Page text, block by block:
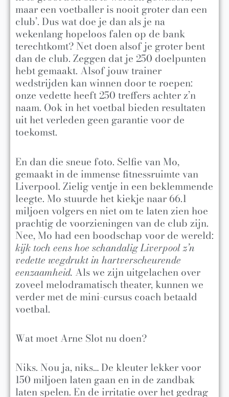
maar een voetballer is nooit groter dan een
club’. Dus wat doe je dan als je na
wekenlang hopeloos falen op de bank
terechtkomt? Net doen alsof je groter bent
dan de club. Zeggen dat je 250 doelpunten
hebt gemaakt. Alsof jouw trainer
wedstrijden kan winnen door te roepen:
onze vedette heeft 250 treffers achter z’n
naam. Ook in het voetbal bieden resultaten
uit het verleden geen garantie voor de
toekomst.
En dan die sneue foto. Selfie van Mo,
gemaakt in de immense fitnessruimte van
Liverpool. Zielig ventje in een beklemmende
leegte. Mo stuurde het kiekje naar 66.1
miljoen volgers en niet om te laten zien hoe
prachtig de voorzieningen van de club zijn.
Nee, Mo had een boodschap voor de wereld:
kijk toch eens hoe schandalig Liverpool z’n
vedette wegdrukt in hartverscheurende
eenzaamheid. Als we zijn uitgelachen over
zoveel melodramatisch theater, kunnen we
verder met de mini-cursus coach betaald
voetbal.
Wat moet Arne Slot nu doen?
Niks. Nou ja, niks… De kleuter lekker voor
150 miljoen laten gaan en in de zandbak
laten spelen. En de irritatie over het gedrag